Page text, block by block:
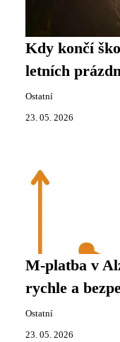
Kdy končí
letních
Ostatní
23. 05. 2026
M-platba v
rychle a
Ostatní
23. 05. 2026